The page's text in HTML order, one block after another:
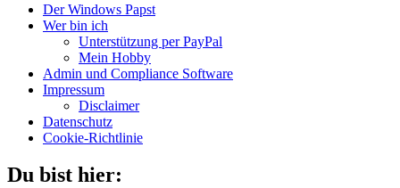
Der Windows Papst
Wer bin ich
Unterstützung per PayPal
Mein Hobby
Admin und Compliance Software
Impressum
Disclaimer
Datenschutz
Cookie-Richtlinie
Du bist hier: